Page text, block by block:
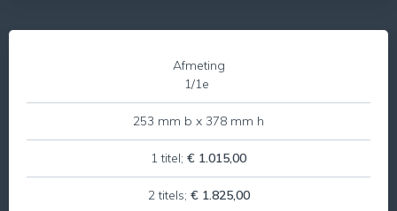
Afmeting
1/1e
253 mm b x 378 mm h
1 titel; € 1.015,00
2 titels; € 1.825,00